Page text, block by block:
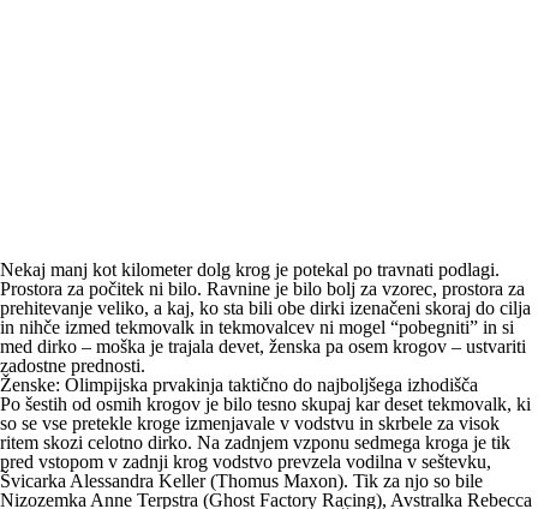
Nekaj manj kot kilometer dolg krog je potekal po travnati podlagi.
Prostora za počitek ni bilo. Ravnine je bilo bolj za vzorec, prostora za
prehitevanje veliko, a kaj, ko sta bili obe dirki izenačeni skoraj do cilja
in nihče izmed tekmovalk in tekmovalcev ni mogel “pobegniti” in si
med dirko – moška je trajala devet, ženska pa osem krogov – ustvariti
zadostne prednosti.
Ženske: Olimpijska prvakinja taktično do najboljšega izhodišča
Po šestih od osmih krogov je bilo tesno skupaj kar deset tekmovalk, ki
so se vse pretekle kroge izmenjavale v vodstvu in skrbele za visok
ritem skozi celotno dirko. Na zadnjem vzponu sedmega kroga je tik
pred vstopom v zadnji krog vodstvo prevzela vodilna v seštevku,
Švicarka Alessandra Keller (Thomus Maxon). Tik za njo so bile
Nizozemka Anne Terpstra (Ghost Factory Racing), Avstralka Rebecca